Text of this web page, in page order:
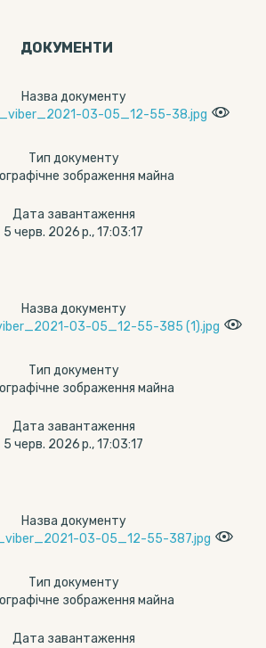
ДОКУМЕНТИ
Назва документу
03-05_12-55-38.jpg
Тип документу
зображення майна
Дата завантаження
5 черв. 2026 р., 17:03:17
Назва документу
03-05_12-55-385 (1).jpg
Тип документу
зображення майна
Дата завантаження
5 черв. 2026 р., 17:03:17
Назва документу
03-05_12-55-387.jpg
Тип документу
зображення майна
Дата завантаження